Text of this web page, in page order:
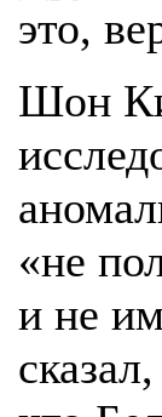
это,
Шон
«не
и не